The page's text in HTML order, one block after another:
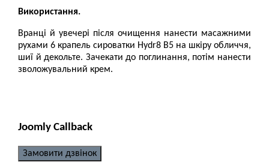
Використання.
Вранці й увечері після очищення нанести масажними
рухами 6 крапель сироватки Hydr8 B5 на шкіру обличчя,
шиї й декольте. Зачекати до поглинання, потім нанести
зволожувальний крем.
Joomly Callback
Замовити дзвінок